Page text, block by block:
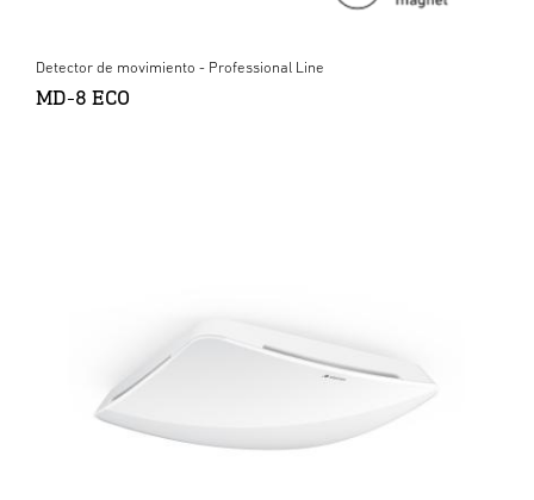
Detector de movimiento - Professional Line
MD-8 ECO